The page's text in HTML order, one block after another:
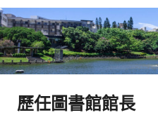
立
陽
明
交
通
Ming
Chiao
Tung
University
歷任圖書館館長